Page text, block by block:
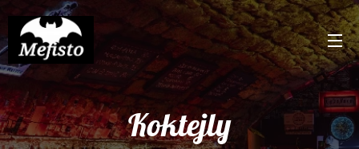
Koktejly